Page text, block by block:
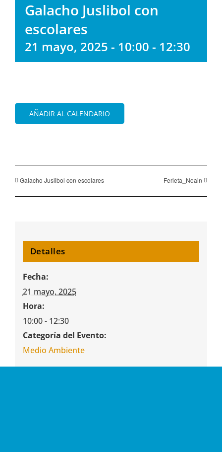
Galacho Juslibol con
escolares
21 mayo, 2025 - 10:00 - 12:30
AÑADIR AL CALENDARIO
Galacho Juslibol con escolares Ferieta_Noain
Detalles
Fecha:
21 mayo, 2025
Hora:
10:00 - 12:30
Categoría del Evento:
Medio Ambiente